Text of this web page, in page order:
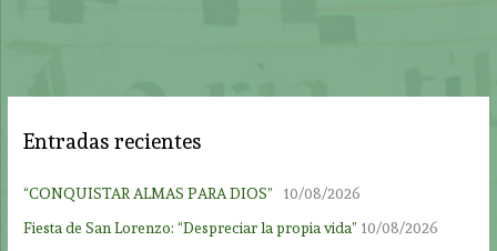
Entradas recientes
“CONQUISTAR ALMAS PARA DIOS”
10/08/2026
Fiesta de San Lorenzo: “Despreciar la propia vida” 10/08/2026